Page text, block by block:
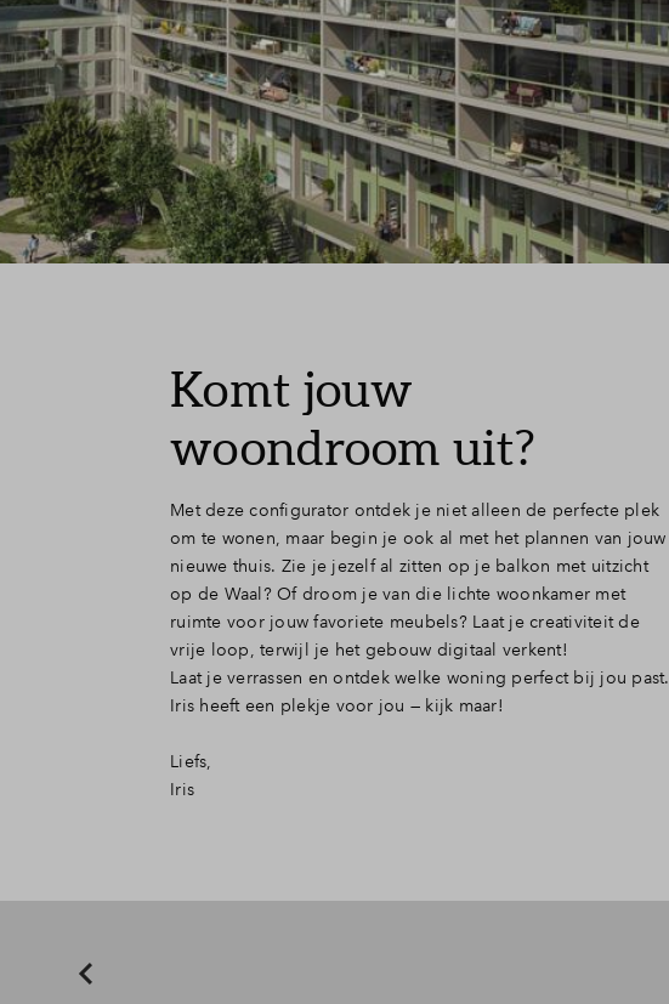
Komt jouw
woondroom uit?
Met deze configurator ontdek je niet alleen de perfecte plek
om te wonen, maar begin je ook al met het plannen van jouw
nieuwe thuis. Zie je jezelf al zitten op je balkon met uitzicht
op de Waal? Of droom je van die lichte woonkamer met
ruimte voor jouw favoriete meubels? Laat je creativiteit de
vrije loop, terwijl je het gebouw digitaal verkent!
Laat je verrassen en ontdek welke woning perfect bij jou past.
Iris heeft een plekje voor jou — kijk maar!
Liefs,
Iris